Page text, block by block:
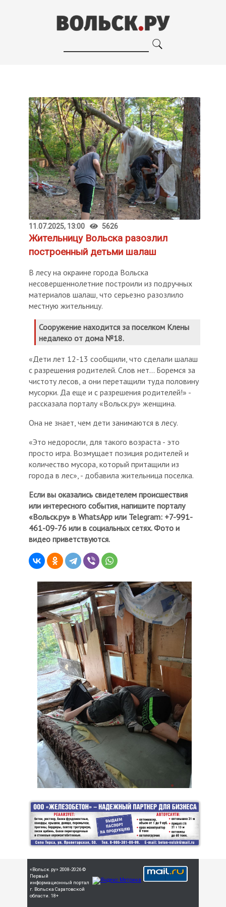
11.07.2025, 13:00 5626
Жительницу Вольска разозлил
построенный детьми шалаш
В лесу на окраине города Вольска
несовершеннолетние построили из подручных
материалов шалаш, что серьезно разозлило
местную жительницу.
Сооружение находится за поселком Клены
недалеко от дома №18.
«Дети лет 12-13 сообщили, что сделали шалаш
с разрешения родителей. Слов нет... Боремся за
чистоту лесов, а они перетащили туда половину
мусорки. Да еще и с разрешения родителей!» -
рассказала порталу «Вольск.ру» женщина.
Она не знает, чем дети занимаются в лесу.
«Это недоросли, для такого возраста - это
просто игра. Возмущает позиция родителей и
количество мусора, который притащили из
города в лес», - добавила жительница поселка.
Если вы оказались свидетелем происшествия
или интересного события, напишите порталу
«Вольск.ру» в WhatsApp или Telegram: +7-991-
461-09-76 или в социальных сетях. Фото и
видео приветствуются.
«Вольск.ру» 2008-2026 ©
Первый
информационный портал
г. Вольска Саратовской
области. 18+